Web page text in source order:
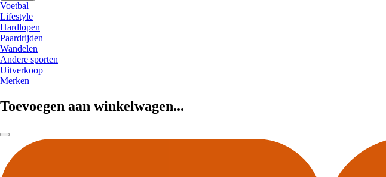
Voetbal
Lifestyle
Hardlopen
Paardrijden
Wandelen
Andere sporten
Uitverkoop
Merken
Toevoegen aan winkelwagen...